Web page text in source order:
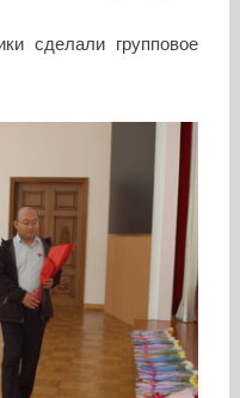
сделали групповое